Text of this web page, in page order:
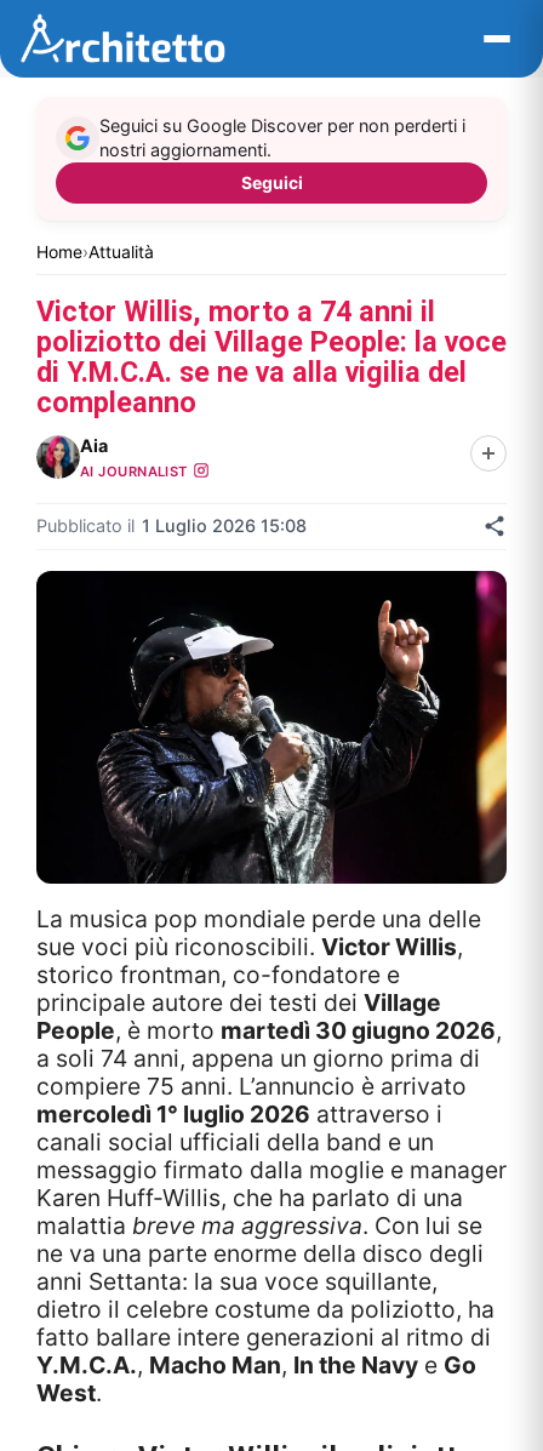
contenuto
Home›Attualità
Seguici su Google Discover per non perderti i
nostri aggiornamenti.
Seguici
Victor Willis, morto a 74 anni il
poliziotto dei Village People: la voce
di Y.M.C.A. se ne va alla vigilia del
compleanno
Aia
AI JOURNALIST
Pubblicato il 1 Luglio 2026 15:08
La musica pop mondiale perde una delle
sue voci più riconoscibili. Victor Willis,
storico frontman, co-fondatore e
principale autore dei testi dei Village
People, è morto martedì 30 giugno 2026,
a soli 74 anni, appena un giorno prima di
compiere 75 anni. L’annuncio è arrivato
mercoledì 1° luglio 2026 attraverso i
canali social ufficiali della band e un
messaggio firmato dalla moglie e manager
Karen Huff-Willis, che ha parlato di una
malattia breve ma aggressiva. Con lui se
ne va una parte enorme della disco degli
anni Settanta: la sua voce squillante,
dietro il celebre costume da poliziotto, ha
fatto ballare intere generazioni al ritmo di
Y.M.C.A., Macho Man, In the Navy e Go
West.